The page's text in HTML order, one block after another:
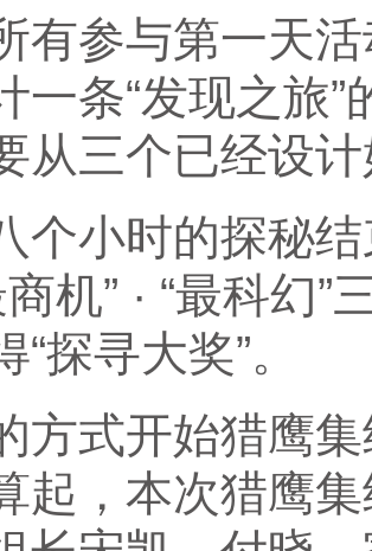
有参与第一天
一条“发现之旅
从三个已经设
个小时的探秘
商机” · “最科幻
探寻大奖”。
方式开始猎鹰
起，本次猎鹰